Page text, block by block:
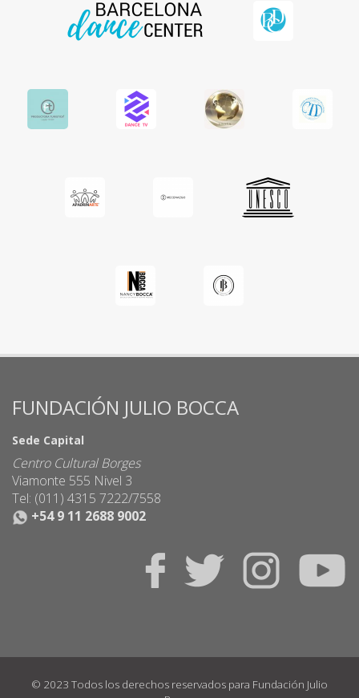
FUNDACIÓN JULIO BOCCA
Sede Capital
Centro Cultural Borges
Viamonte 555 Nivel 3
Tel: (011) 4315 7222/7558
+54 9 11 2688 9002
© 2023 Todos los derechos reservados para Fundación Julio